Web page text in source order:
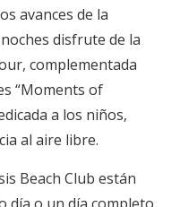
avances de la
disfrute de la
complementada
“Moments of
a los niños,
al aire libre.
Beach Club están